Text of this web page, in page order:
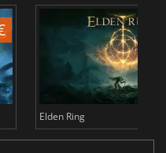
Elden Ring